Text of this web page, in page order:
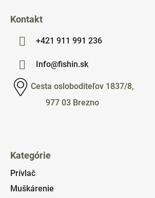
Kontakt
+421 911 991 236
Info@fishin.sk
Cesta osloboditeľov 1837/8,
977 03 Brezno
Kategórie
Prívlač
Muškárenie